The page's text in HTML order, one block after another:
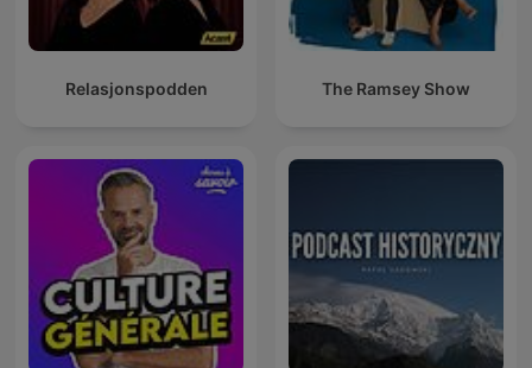
Relasjonspodden The Ramsey Show